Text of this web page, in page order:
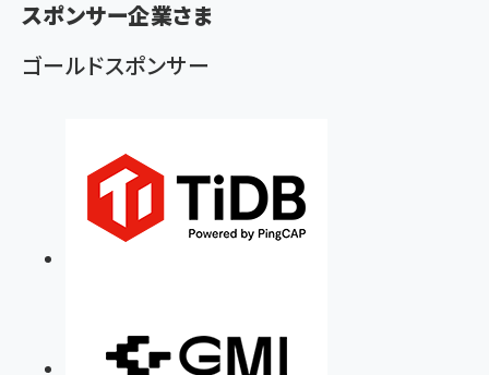
スポンサー企業さま
ゴールドスポンサー